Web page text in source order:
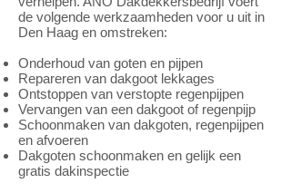
de volgende werkzaamheden voor u uit in
Den Haag en omstreken:
Onderhoud van goten en pijpen
Repareren van dakgoot lekkages
Ontstoppen van verstopte regenpijpen
Vervangen van een dakgoot of regenpijp
Schoonmaken van dakgoten, regenpijpen
en afvoeren
Dakgoten schoonmaken en gelijk een
gratis dakinspectie